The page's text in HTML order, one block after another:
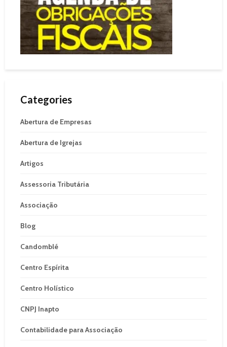
Categories
Abertura de Empresas
Abertura de Igrejas
Artigos
Assessoria Tributária
Associação
Blog
Candomblé
Centro Espírita
Centro Holístico
CNPJ Inapto
Contabilidade para Associação